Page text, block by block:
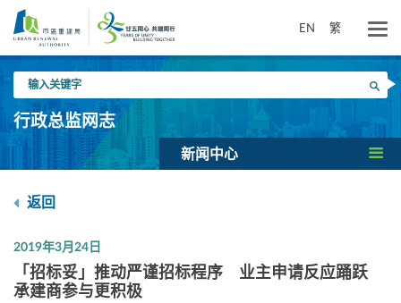
要
EN 繁
入
关
键
搜寻
行政总监网志
新闻中心
返回
2019年3月24日
「招标妥」推动严谨招标程序 业主申请反应踊跃
承建商参与更积极